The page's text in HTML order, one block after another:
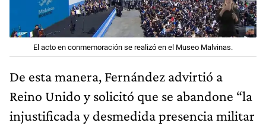
El acto en conmemoración se realizó en el Museo Malvinas.
De esta manera, Fernández advirtió a
Reino Unido y solicitó que se abandone “la
injustificada y desmedida presencia militar